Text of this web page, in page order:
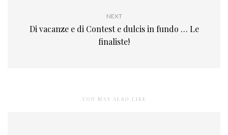
NEXT
Di vacanze e di Contest e dulcis in fundo … Le
finaliste!
YOU MAY ALSO LIKE